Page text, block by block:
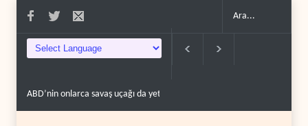
Necef İmamı'ndan bölgesel 'Arap projesi' uyarısı..